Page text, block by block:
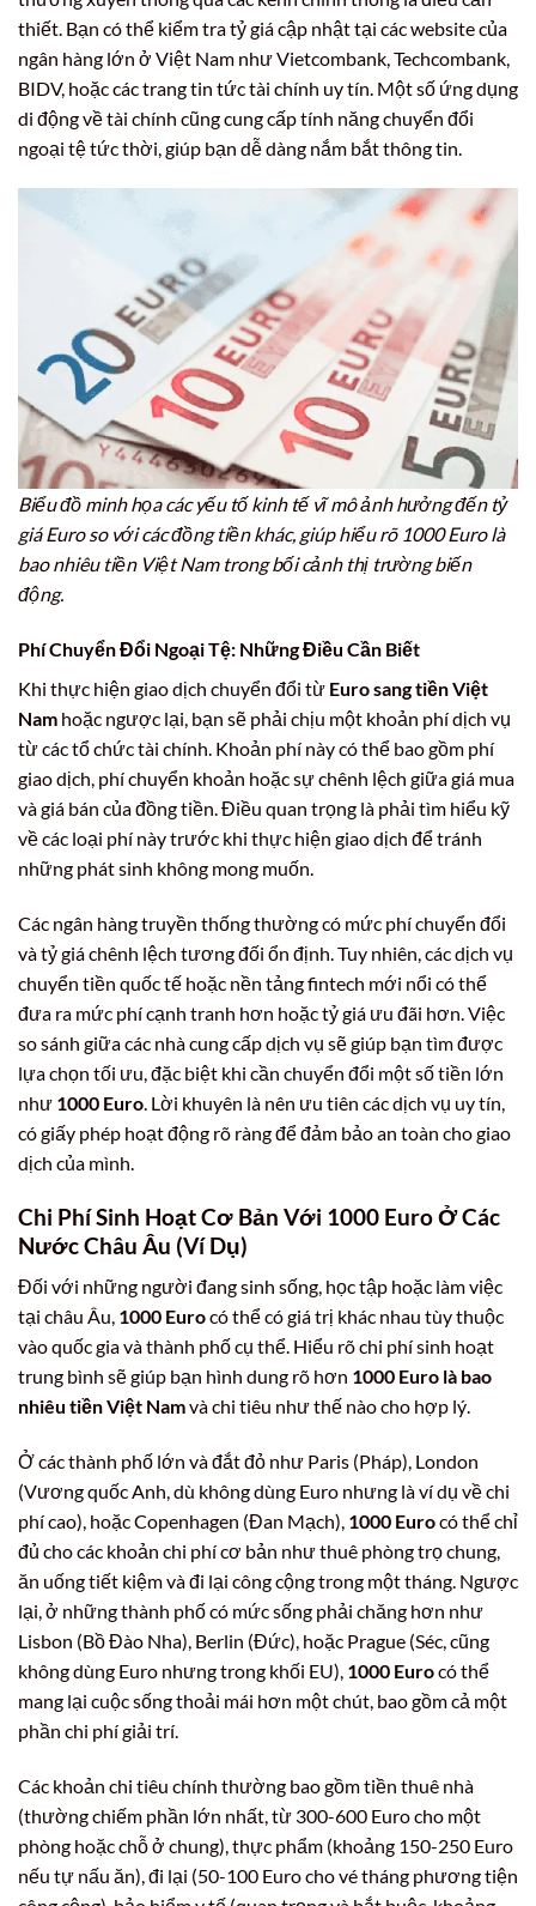
thiết. Bạn có thể kiểm tra tỷ giá cập nhật tại các website của
ngân hàng lớn ở Việt Nam như Vietcombank, Techcombank,
BIDV, hoặc các trang tin tức tài chính uy tín. Một số ứng dụng
di động về tài chính cũng cung cấp tính năng chuyển đổi
ngoại tệ tức thời, giúp bạn dễ dàng nắm bắt thông tin.
Biểu đồ minh họa các yếu tố kinh tế vĩ mô ảnh hưởng đến tỷ
giá Euro so với các đồng tiền khác, giúp hiểu rõ 1000 Euro là
bao nhiêu tiền Việt Nam trong bối cảnh thị trường biến
động.
Phí Chuyển Đổi Ngoại Tệ: Những Điều Cần Biết
Khi thực hiện giao dịch chuyển đổi từ Euro sang tiền Việt
Nam hoặc ngược lại, bạn sẽ phải chịu một khoản phí dịch vụ
từ các tổ chức tài chính. Khoản phí này có thể bao gồm phí
giao dịch, phí chuyển khoản hoặc sự chênh lệch giữa giá mua
và giá bán của đồng tiền. Điều quan trọng là phải tìm hiểu kỹ
về các loại phí này trước khi thực hiện giao dịch để tránh
những phát sinh không mong muốn.
Các ngân hàng truyền thống thường có mức phí chuyển đổi
và tỷ giá chênh lệch tương đối ổn định. Tuy nhiên, các dịch vụ
chuyển tiền quốc tế hoặc nền tảng fintech mới nổi có thể
đưa ra mức phí cạnh tranh hơn hoặc tỷ giá ưu đãi hơn. Việc
so sánh giữa các nhà cung cấp dịch vụ sẽ giúp bạn tìm được
lựa chọn tối ưu, đặc biệt khi cần chuyển đổi một số tiền lớn
như 1000 Euro. Lời khuyên là nên ưu tiên các dịch vụ uy tín,
có giấy phép hoạt động rõ ràng để đảm bảo an toàn cho giao
dịch của mình.
Chi Phí Sinh Hoạt Cơ Bản Với 1000 Euro Ở Các
Nước Châu Âu (Ví Dụ)
Đối với những người đang sinh sống, học tập hoặc làm việc
tại châu Âu, 1000 Eurocó thể có giá trị khác nhau tùy thuộc
vào quốc gia và thành phố cụ thể. Hiểu rõ chi phí sinh hoạt
trung bình sẽ giúp bạn hình dung rõ hơn 1000 Euro là bao
nhiêu tiền Việt Namvà chi tiêu như thế nào cho hợp lý.
Ở các thành phố lớn và đắt đỏ như Paris (Pháp), London
(Vương quốc Anh, dù không dùng Euro nhưng là ví dụ về chi
phí cao), hoặc Copenhagen (Đan Mạch), 1000 Eurocó thể chỉ
đủ cho các khoản chi phí cơ bản như thuê phòng trọ chung,
ăn uống tiết kiệm và đi lại công cộng trong một tháng. Ngược
lại, ở những thành phố có mức sống phải chăng hơn như
Lisbon (Bồ Đào Nha), Berlin (Đức), hoặc Prague (Séc, cũng
không dùng Euro nhưng trong khối EU), 1000 Eurocó thể
mang lại cuộc sống thoải mái hơn một chút, bao gồm cả một
phần chi phí giải trí.
Các khoản chi tiêu chính thường bao gồm tiền thuê nhà
(thường chiếm phần lớn nhất, từ 300-600 Euro cho một
phòng hoặc chỗ ở chung), thực phẩm (khoảng 150-250 Euro
nếu tự nấu ăn), đi lại (50-100 Euro cho vé tháng phương tiện